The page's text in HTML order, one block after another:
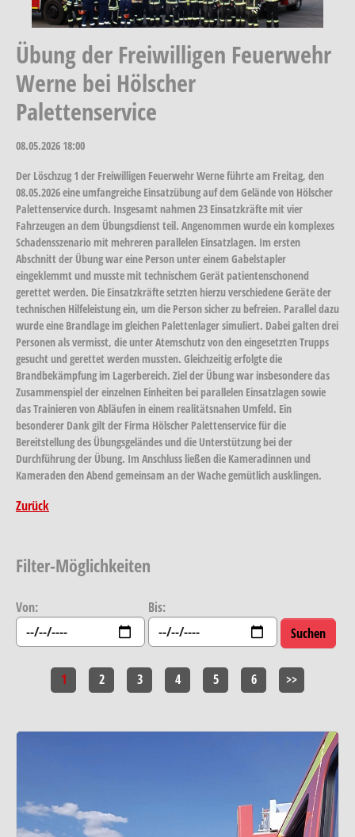
Übung der Freiwilligen Feuerwehr
Werne bei Hölscher
Palettenservice
08.05.2026 18:00
Der Löschzug 1 der Freiwilligen Feuerwehr Werne führte am Freitag, den
08.05.2026 eine umfangreiche Einsatzübung auf dem Gelände von Hölscher
Palettenservice durch. Insgesamt nahmen 23 Einsatzkräfte mit vier
Fahrzeugen an dem Übungsdienst teil. Angenommen wurde ein komplexes
Schadensszenario mit mehreren parallelen Einsatzlagen. Im ersten
Abschnitt der Übung war eine Person unter einem Gabelstapler
eingeklemmt und musste mit technischem Gerät patientenschonend
gerettet werden. Die Einsatzkräfte setzten hierzu verschiedene Geräte der
technischen Hilfeleistung ein, um die Person sicher zu befreien. Parallel dazu
wurde eine Brandlage im gleichen Palettenlager simuliert. Dabei galten drei
Personen als vermisst, die unter Atemschutz von den eingesetzten Trupps
gesucht und gerettet werden mussten. Gleichzeitig erfolgte die
Brandbekämpfung im Lagerbereich. Ziel der Übung war insbesondere das
Zusammenspiel der einzelnen Einheiten bei parallelen Einsatzlagen sowie
das Trainieren von Abläufen in einem realitätsnahen Umfeld. Ein
besonderer Dank gilt der Firma Hölscher Palettenservice für die
Bereitstellung des Übungsgeländes und die Unterstützung bei der
Durchführung der Übung. Im Anschluss ließen die Kameradinnen und
Kameraden den Abend gemeinsam an der Wache gemütlich ausklingen.
Zurück
Filter-Möglichkeiten
Von: Bis:
1 2 3 4 5 6 >>